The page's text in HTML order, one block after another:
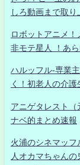
しろ動画まで取り
ロボットアニメ！
非モテ星人 ！あ
ハルッフル-専業
く！初老人の介
アニゲタレスト
ナベ的まとめ速報
火浦のシネマッフ
人オカマちゃん